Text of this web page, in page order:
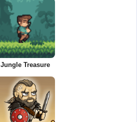
Jungle Treasure